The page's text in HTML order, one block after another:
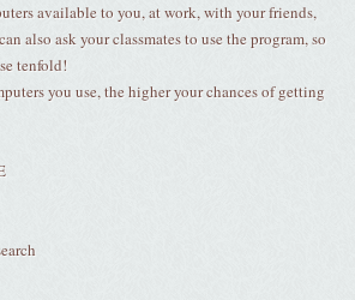
available to you, at work, with your friends,
also ask your classmates to use the program, so
tenfold!
you use, the higher your chances of getting